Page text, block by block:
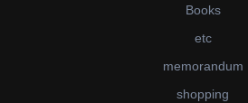
Books
etc
memorandum
shopping